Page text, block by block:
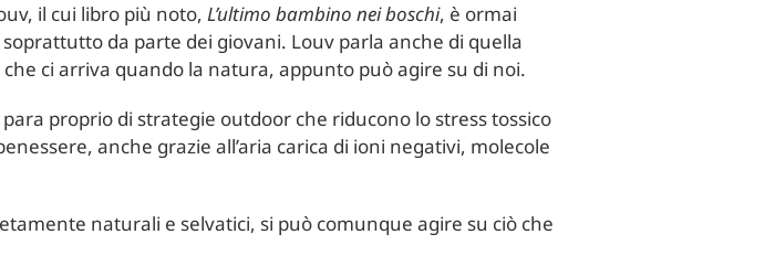
il cui libro più noto,L’ultimo bambino nei boschi, è ormai
da parte dei giovani. Louv parla anche di quella
ci arriva quando la natura, appunto può agire su di noi.
proprio di strategie outdoor che riducono lo stress tossico
anche grazie all’aria carica di ioni negativi, molecole
naturali e selvatici, si può comunque agire su ciò che